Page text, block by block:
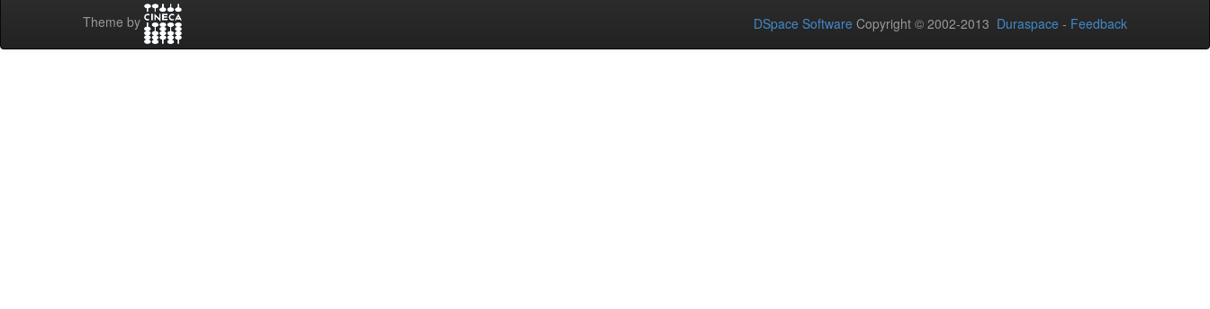
Theme by DSpace Software Copyright © 2002-2013 Duraspace - Feedback